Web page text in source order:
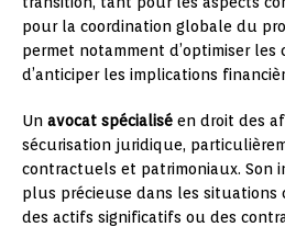
pour la coordination globale du
permet notamment d’optimiser les
d’anticiper les implications
Un avocat spécialisé en droit des
sécurisation juridique,
contractuels et patrimoniaux. Son
plus précieuse dans les situations
des actifs significatifs ou des